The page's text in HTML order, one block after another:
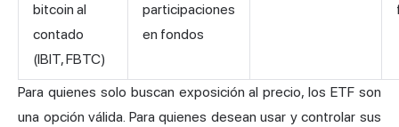
bitcoin al
contado
(IBIT, FBTC)
participaciones
en fondos
Para quienes solo buscan exposición al precio, los ETF son
una opción válida. Para quienes desean usar y controlar sus